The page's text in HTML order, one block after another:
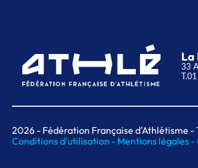
La
33
2026 - Fédération Française d'Athlétisme -
Conditions d'utilisation - Mentions légales -